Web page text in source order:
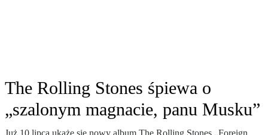
The Rolling Stones śpiewa o
„szalonym magnacie, panu Musku”
Już 10 lipca ukaże się nowy album The Rolling Stones „Foreign